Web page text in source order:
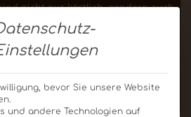
nicht nur köstlich, sondern auch
Erzählen Sie uns von Ihrem
gemeinsam ein Werbegeschenk,
Und wer weiß: Vielleicht
aufnehmen
bevor Sie unsere Website
und andere Technologien auf